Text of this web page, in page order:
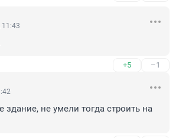
11:43
+5 –1
здание, не умели тогда строить на